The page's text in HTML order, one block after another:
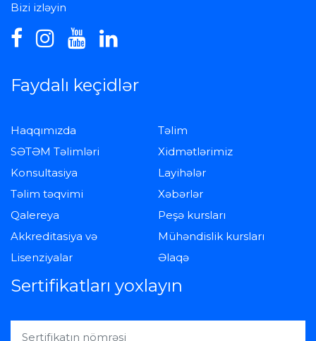
Bizi izləyin
Faydalı keçidlər
Haqqımızda
Təlim
SƏTƏM Təlimləri
Xidmətlərimiz
Konsultasiya
Layihələr
Təlim təqvimi
Xəbərlər
Qalereya
Peşə kursları
Akkreditasiya və
Lisenziyalar
Mühəndislik kursları
Əlaqə
Sertifikatları yoxlayın